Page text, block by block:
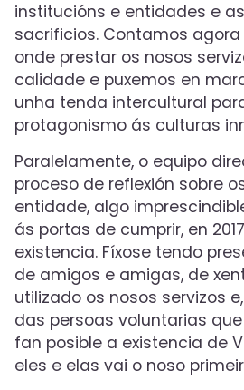
institucións e entidades e
sacrificios. Contamos
onde prestar os nosos
calidade e puxemos en
unha tenda intercultural
protagonismo ás culturas
Paralelamente, o equipo
proceso de reflexión sobre
entidade, algo
ás portas de cumprir, en
existencia. Fíxose tendo
de amigos e amigas, de
utilizado os nosos servizos
das persoas voluntarias
fan posible a existencia de
eles e elas vai o noso